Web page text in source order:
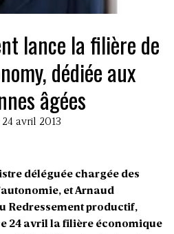
lance la filière de
dédiée aux
âgées
avril 2013
déléguée chargée des
et Arnaud
Redressement productif,
24 avril la filière économique